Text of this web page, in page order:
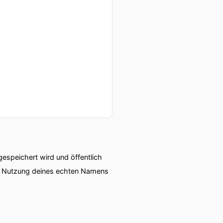
in die
wird und öffentlich
deines echten Namens